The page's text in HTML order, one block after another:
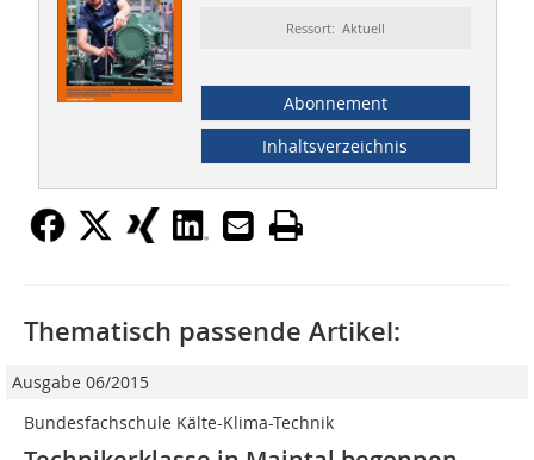
Ressort: Aktuell
Abonnement
Inhaltsverzeichnis
Thematisch passende Artikel:
Ausgabe 06/2015
Bundesfachschule Kälte-Klima-Technik